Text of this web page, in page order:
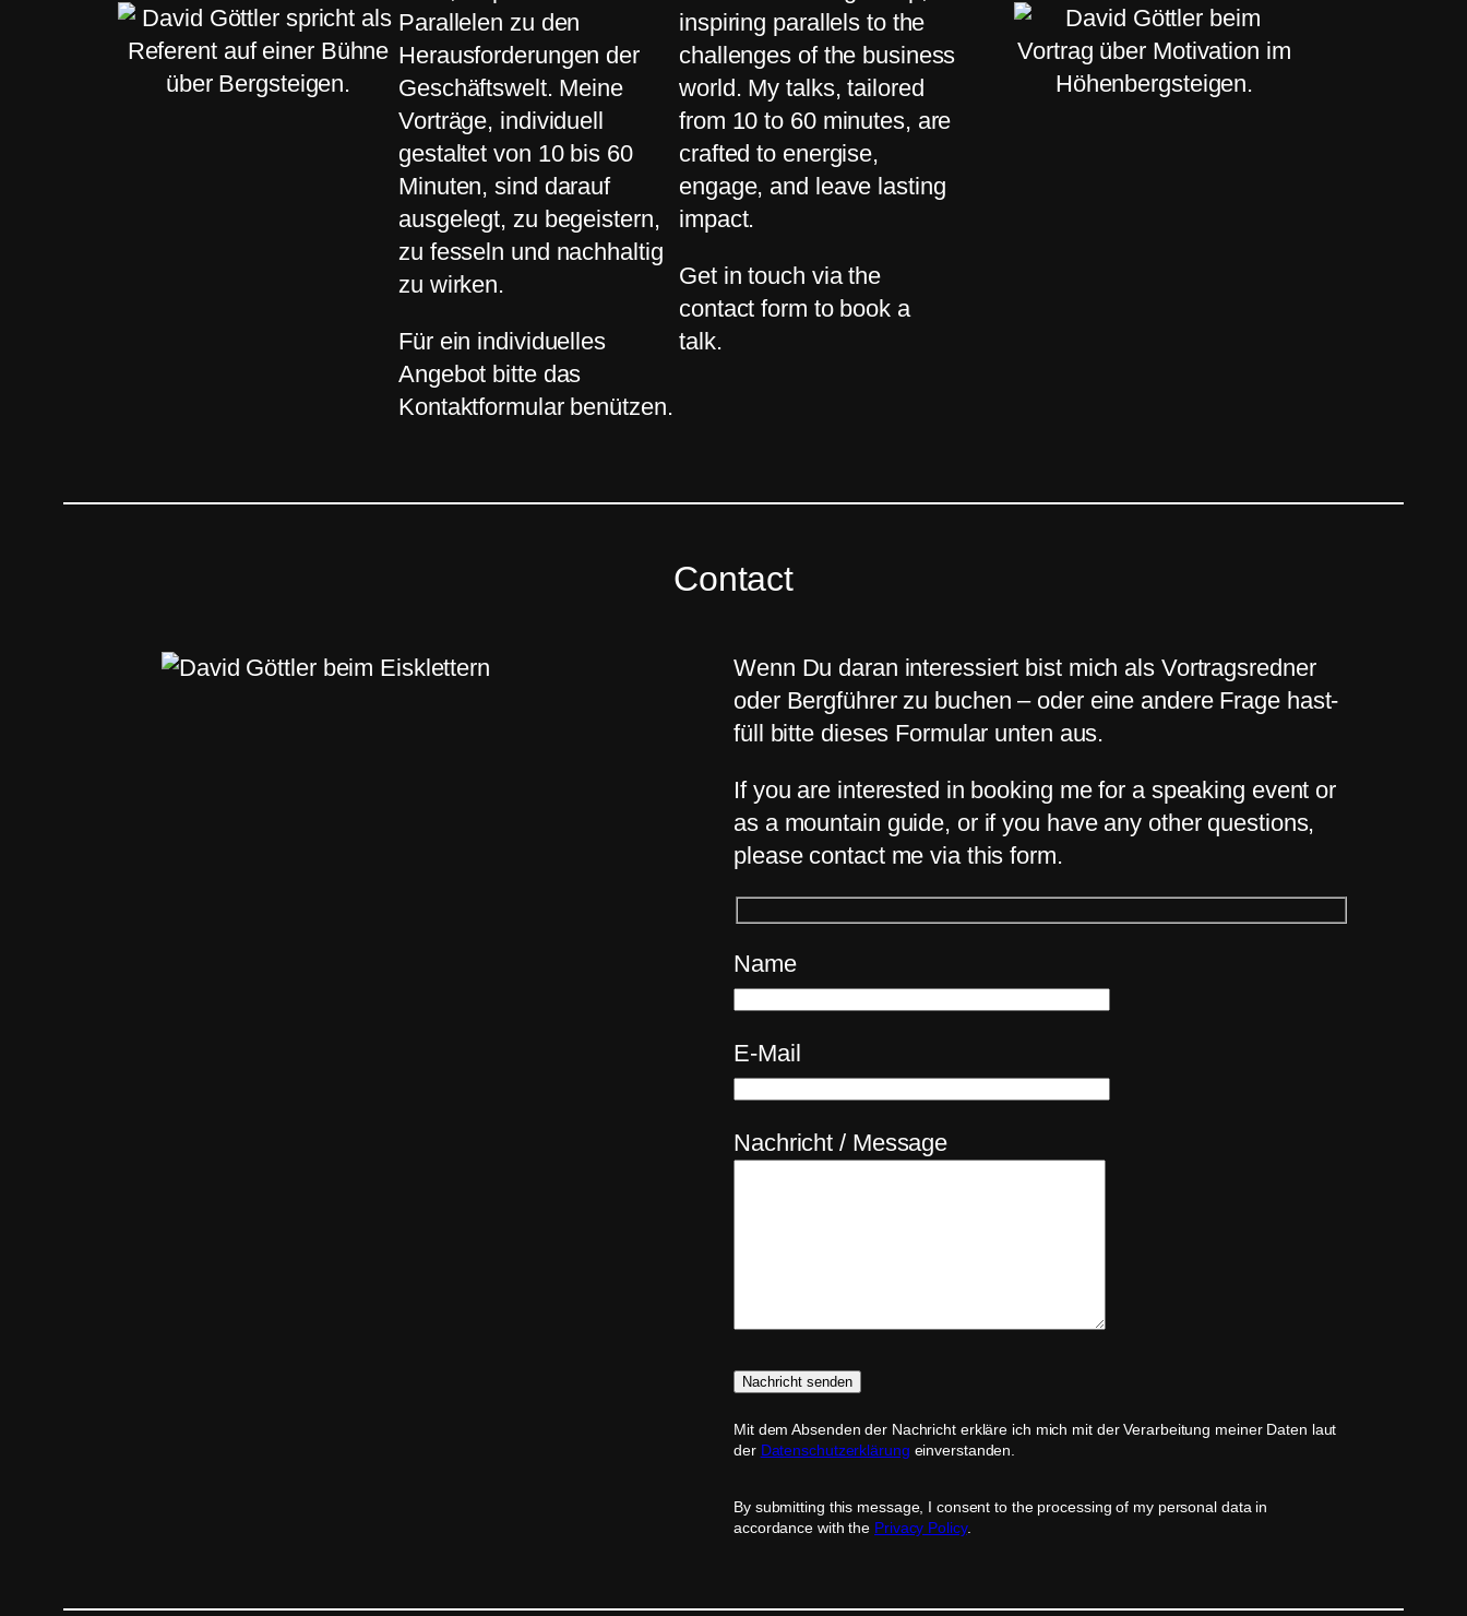
Parallelen zu den
Herausforderungen der
Geschäftswelt. Meine
Vorträge, individuell
gestaltet von 10 bis 60
Minuten, sind darauf
ausgelegt, zu begeistern,
zu fesseln und nachhaltig
zu wirken.
Für ein individuelles
Angebot bitte das
Kontaktformular benützen.
inspiring parallels to the
challenges of the business
world. My talks, tailored
from 10 to 60 minutes, are
crafted to energise,
engage, and leave lasting
impact.
Get in touch via the
contact form to book a
talk.
Contact
Wenn Du daran interessiert bist mich als Vortragsredner
oder Bergführer zu buchen – oder eine andere Frage hast-
füll bitte dieses Formular unten aus.
If you are interested in booking me for a speaking event or
as a mountain guide, or if you have any other questions,
please contact me via this form.
Name
E-Mail
Nachricht / Message
Mit dem Absenden der Nachricht erkläre ich mich mit der Verarbeitung meiner Daten laut
der Datenschutzerklärung einverstanden.
By submitting this message, I consent to the processing of my personal data in
accordance with the Privacy Policy.